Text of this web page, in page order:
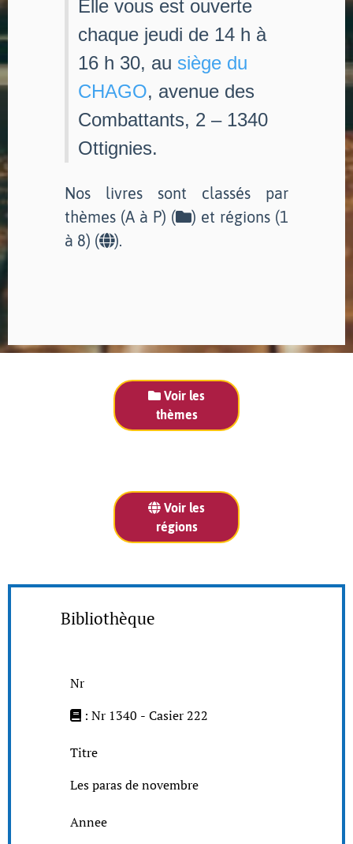
Elle vous est ouverte
chaque jeudi de 14 h à
16 h 30, au siège du
CHAGO, avenue des
Combattants, 2 – 1340
Ottignies.
Nos livres sont classés par
thèmes (A à P) (
) et régions (1
à 8) (
).
Voir les
thèmes
Voir les
régions
Bibliothèque
Nr
: Nr 1340 - Casier 222
Titre
Les paras de novembre
Annee